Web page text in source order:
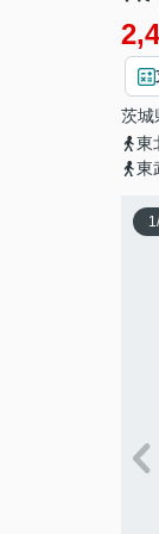
茨城
東
東
1/